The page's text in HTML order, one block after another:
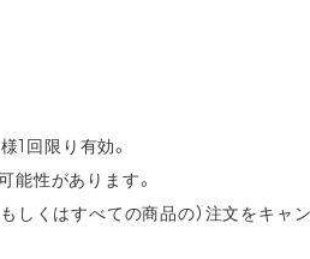
1回限り有効。
能性があります。
しくはすべての商品の）注文をキ